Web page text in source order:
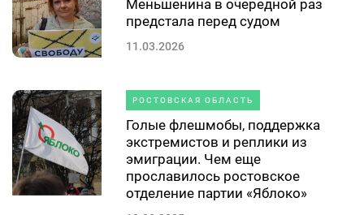
Меньшенина в очередной раз
предстала перед судом
11.03.2026
РОСТОВСКАЯ ОБЛАСТЬ
Голые флешмобы, поддержка
экстремистов и реплики из
эмиграции. Чем еще
прославилось ростовское
отделение партии «Яблоко»